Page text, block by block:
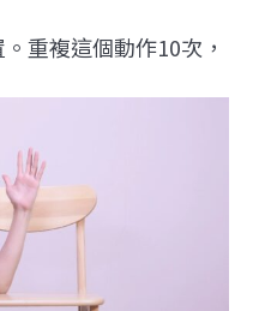
重複這個動作10次，